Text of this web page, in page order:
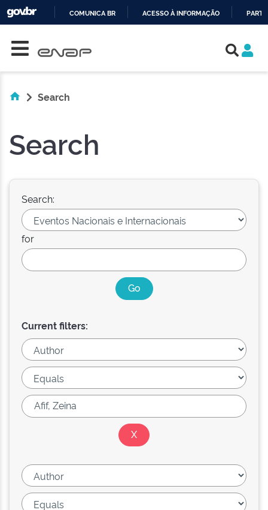
COMUNICA BR ACESSO À INFORMAÇÃO
Search
Search
Search:
for
Current filters: